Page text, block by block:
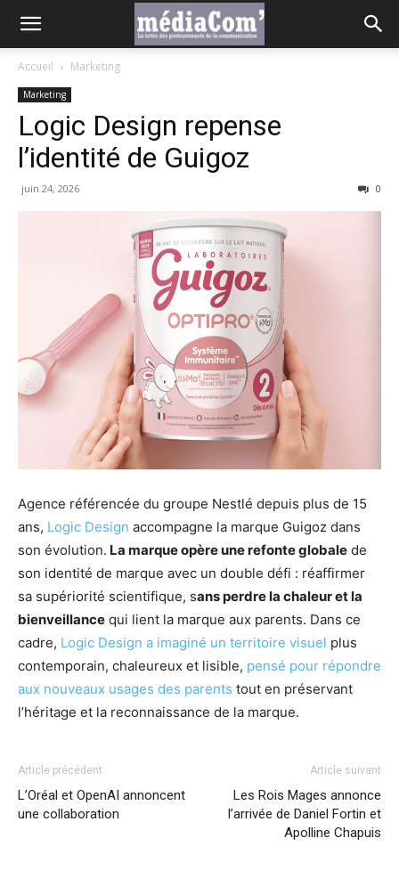
Accueil Marketing
Marketing
Logic Design repense
l’identité de Guigoz
juin 24, 2026 0
Agence référencée du groupe Nestlé depuis plus de 15
ans, Logic Design accompagne la marque Guigoz dans
son évolution. La marque opère une refonte globale de
son identité de marque avec un double défi : réaffirmer
sa supériorité scientifique, sans perdre la chaleur et la
bienveillance qui lient la marque aux parents. Dans ce
cadre, Logic Design a imaginé un territoire visuel plus
contemporain, chaleureux et lisible, pensé pour répondre
aux nouveaux usages des parents tout en préservant
l’héritage et la reconnaissance de la marque.
Article précédent
L’Oréal et OpenAI annoncent
une collaboration
Article suivant
Les Rois Mages annonce
l’arrivée de Daniel Fortin et
Apolline Chapuis